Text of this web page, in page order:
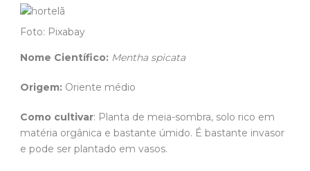
Foto: Pixabay
Nome Científico: Mentha spicata
Origem: Oriente médio
Como cultivar: Planta de meia-sombra, solo rico em
matéria orgânica e bastante úmido. É bastante invasor
e pode ser plantado em vasos.